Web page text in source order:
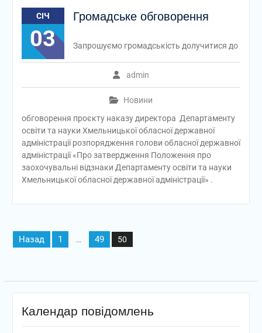
СІЧ
03
Громадське обговорення
admin
Новини
Запрошуємо громадськість долучитися до
обговорення проєкту наказу директора Департаменту
освіти та науки Хмельницької обласної державної
адміністрації розпорядження голови обласної державної
адміністрації «Про затвердження Положення про
заохочувальні відзнаки Департаменту освіти та науки
Хмельницької обласної державної адміністрації» .
Пагінація
записів
Назад 1 … 49 50
Календар повідомлень